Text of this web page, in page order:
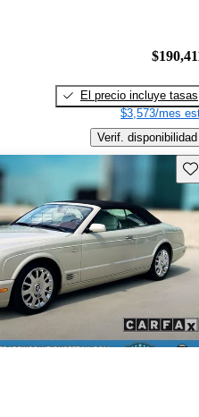
El precio incluye tasas
$3,573/mes
Verif. disponibilidad